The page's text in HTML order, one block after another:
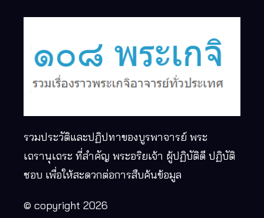
รวมประวัติและปฏิปทาของบูรพาจารย์ พระ
เถรานุเถระ ที่สำคัญ พระอริยเจ้า ผู้ปฏิบัติดี ปฏิบัติ
ชอบ เพื่อให้สะดวกต่อการสืบค้นข้อมูล
© copyright 2026